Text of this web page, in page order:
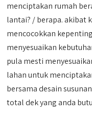
menciptakan rumah
lantai? / berapa. akibat
mencocokkan
menyesuaikan
pula mesti
lahan untuk
bersama desain
total dek yang anda